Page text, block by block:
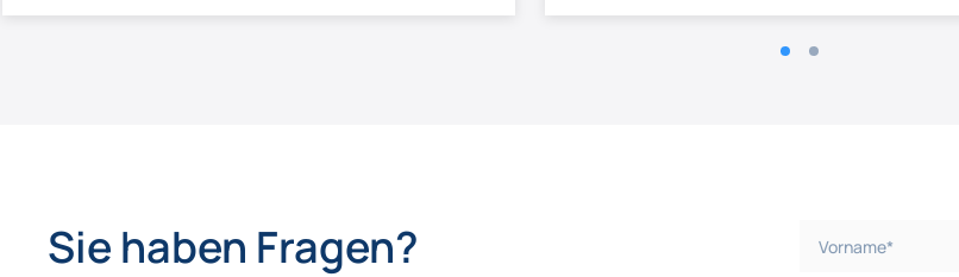
Sie haben Fragen?